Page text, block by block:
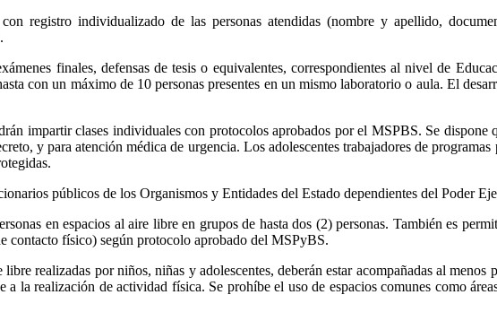
registro individualizado de las personas atendidas (nombre y apellido,
finales, defensas de tesis o equivalentes, correspondientes al nivel de
con un máximo de 10 personas presentes en un mismo laboratorio o aula. El
impartir clases individuales con protocolos aprobados por el MSPBS. Se
y para atención médica de urgencia. Los adolescentes trabajadores de
públicos de los Organismos y Entidades del Estado dependientes del Poder
en espacios al aire libre en grupos de hasta dos (2) personas. También es
contacto físico) según protocolo aprobado del MSPyBS.
realizadas por niños, niñas y adolescentes, deberán estar acompañadas al
la realización de actividad física. Se prohíbe el uso de espacios comunes como